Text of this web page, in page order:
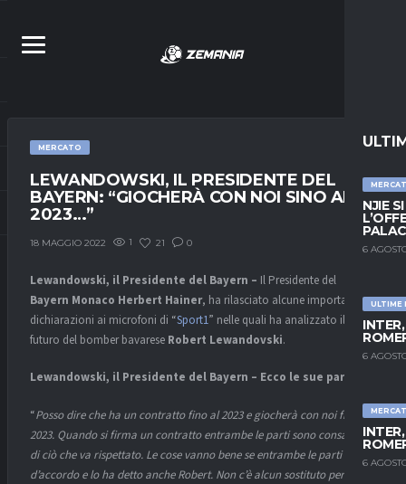
NJIE
6
ULTIME
6
6
MERCATO
LEWANDOWSKI, IL PRESIDENTE DEL
BAYERN: “GIOCHERÀ CON NOI SINO AL
2023…”
18 MAGGIO 2022 1 21 0
Lewandowski, il Presidente del Bayern – Il Presidente del
Bayern Monaco Herbert Hainer, ha rilasciato alcune importanti
dichiarazioni ai microfoni di “Sport1” nelle quali ha analizzato il
futuro del bomber bavarese Robert Lewandovski.
Lewandowski, il Presidente del Bayern – Ecco le sue parole:
“Posso dire che ha un contratto fino al 2023 e giocherà con noi fino al
2023. Quando si firma un contratto entrambe le parti sono consapevoli
di ciò che va rispettato. Le cose vanno bene se entrambe le parti sono
d’accordo e lo ha detto anche Robert. Non c’è alcun sostituto per un